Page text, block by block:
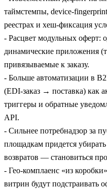
таймстемпы,
реестрах и хеш‑фиксация
- Расцвет модульных оферт:
динамические приложения
привязываемые к заказу.
- Больше автоматизации в
(EDI‑заказ → поставка) как
триггеры и обратные
API.
- Сильнее потребнадзор за
площадкам придется
возвратов — становиться
- Гео‑комплаенс «из
витрин будут подстраивать